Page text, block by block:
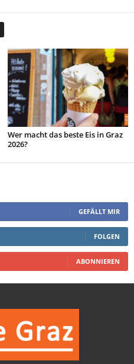
Wer macht das beste Eis in Graz
2026?
GEFÄLLT MIR
FOLGEN
ABONNIEREN